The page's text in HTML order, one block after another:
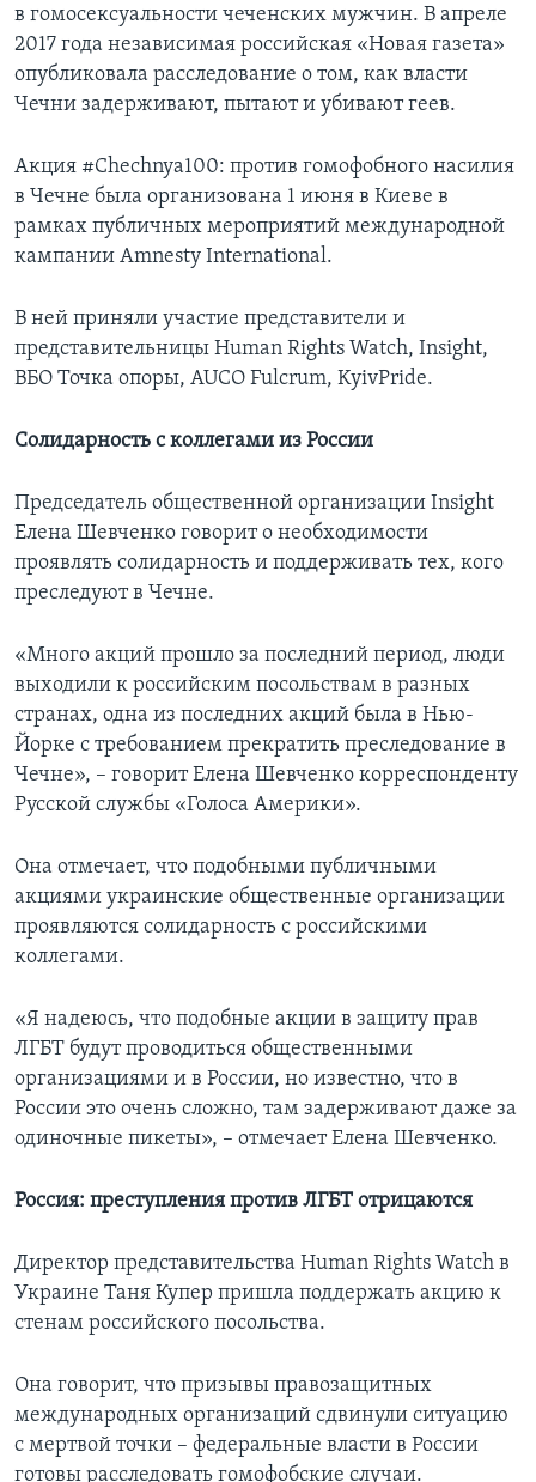
в гомосексуальности чеченских мужчин. В апреле
2017 года независимая российская «Новая газета»
опубликовала расследование о том, как власти
Чечни задерживают, пытают и убивают геев.
Акция #Chechnya100: против гомофобного насилия
в Чечне была организована 1 июня в Киеве в
рамках публичных мероприятий международной
кампании Amnesty International.
В ней приняли участие представители и
представительницы Human Rights Watch, Insight,
ВБО Точка опоры, AUCO Fulcrum, KyivPride.
Солидарность с коллегами из России
Председатель общественной организации Insight
Елена Шевченко говорит о необходимости
проявлять солидарность и поддерживать тех, кого
преследуют в Чечне.
«Много акций прошло за последний период, люди
выходили к российским посольствам в разных
странах, одна из последних акций была в Нью-
Йорке с требованием прекратить преследование в
Чечне», – говорит Елена Шевченко корреспонденту
Русской службы «Голоса Америки».
Она отмечает, что подобными публичными
акциями украинские общественные организации
проявляются солидарность с российскими
коллегами.
«Я надеюсь, что подобные акции в защиту прав
ЛГБТ будут проводиться общественными
организациями и в России, но известно, что в
России это очень сложно, там задерживают даже за
одиночные пикеты», – отмечает Елена Шевченко.
Россия: преступления против ЛГБТ отрицаются
Директор представительства Human Rights Watch в
Украине Таня Купер пришла поддержать акцию к
стенам российского посольства.
Она говорит, что призывы правозащитных
международных организаций сдвинули ситуацию
с мертвой точки – федеральные власти в России
готовы расследовать гомофобские случаи.